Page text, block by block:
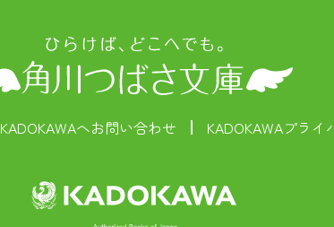
KADOKAWAへお問い合わせ KADOKAWAプラ